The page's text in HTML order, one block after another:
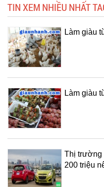
TIN XEM NHIỀU NHẤT
Làm giàu
Làm giàu
Thị trường
200 triệu